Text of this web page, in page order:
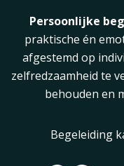
Persoonlijke
praktische én
afgestemd op
zelfredzaamheid te
behouden en
Begeleiding